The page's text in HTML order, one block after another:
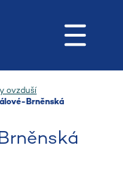
ovzduší
Brněnská